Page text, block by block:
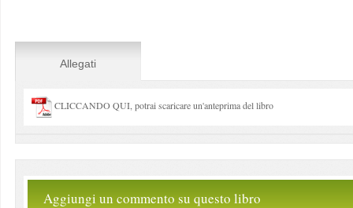
Allegati
CLICCANDO QUI, potrai scaricare un'anteprima del libro
Aggiungi un commento su questo libro